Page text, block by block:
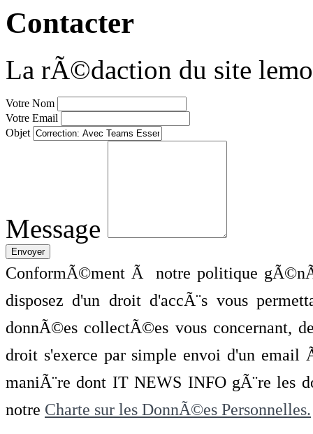
Contacter
La rÃ©daction du site
Votre Nom
Votre Email
Objet
Message
ConformÃ©ment Ã notre politique
disposez d'un droit d'accÃ¨s vous
donnÃ©es collectÃ©es vous concernant,
droit s'exerce par simple envoi d'un
maniÃ¨re dont IT NEWS INFO gÃ¨re les
notre Charte sur les DonnÃ©es Personnelles.